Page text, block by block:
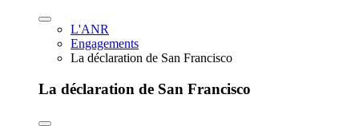
L'ANR
Engagements
La déclaration de San Francisco
La déclaration de San Francisco